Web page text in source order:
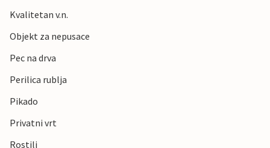
Kvalitetan v.n.
Objekt za nepusace
Pec na drva
Perilica rublja
Pikado
Privatni vrt
Rostilj